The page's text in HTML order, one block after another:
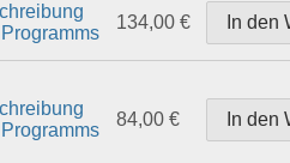
134,00 €
84,00 €